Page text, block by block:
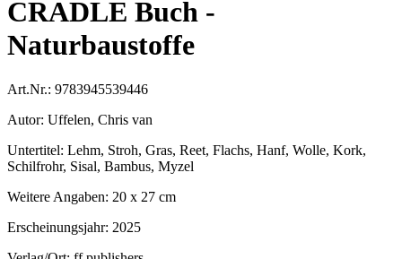
CRADLE Buch -
Naturbaustoffe
Art.Nr.: 9783945539446
Autor: Uffelen, Chris van
Untertitel: Lehm, Stroh, Gras, Reet, Flachs, Hanf, Wolle, Kork,
Schilfrohr, Sisal, Bambus, Myzel
Weitere Angaben: 20 x 27 cm
Erscheinungsjahr: 2025